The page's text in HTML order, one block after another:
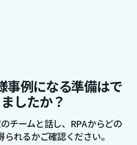
事例になる準備はで
したか？
チームと話し、RPAからどの
られるかご確認ください。